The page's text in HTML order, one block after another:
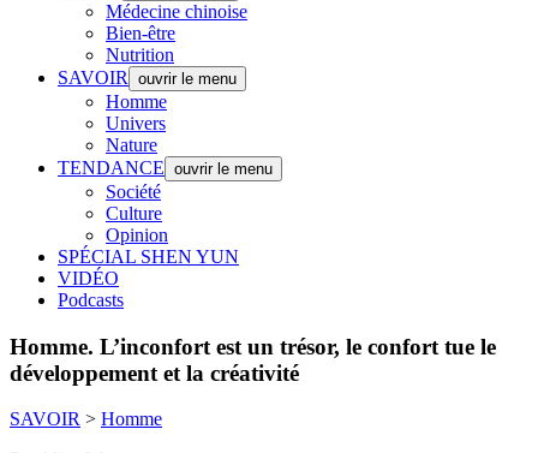
Médecine chinoise
Bien-être
Nutrition
SAVOIR
ouvrir le menu
Homme
Univers
Nature
TENDANCE ouvrir le menu
Société
Culture
Opinion
SPÉCIAL SHEN YUN
VIDÉO
Podcasts
Homme. L’inconfort est un trésor, le confort tue le
développement et la créativité
SAVOIR > Homme